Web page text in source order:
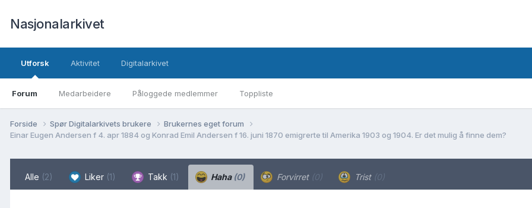
Nasjonalarkivet
Utforsk
Forum Medarbeidere Påloggede medlemmer Toppliste
Aktivitet Digitalarkivet
Forside Spør Digitalarkivets brukere
Brukernes eget forum
Einar Eugen Andersen f 4. apr 1884 og Konrad Emil Andersen f 16. juni 1870 emigrerte til Amerika 1903 og 1904. Er det mulig å finne dem?
Alle (2) Liker (1) Takk (1) Haha (0) Forvirret (0) Trist (0)